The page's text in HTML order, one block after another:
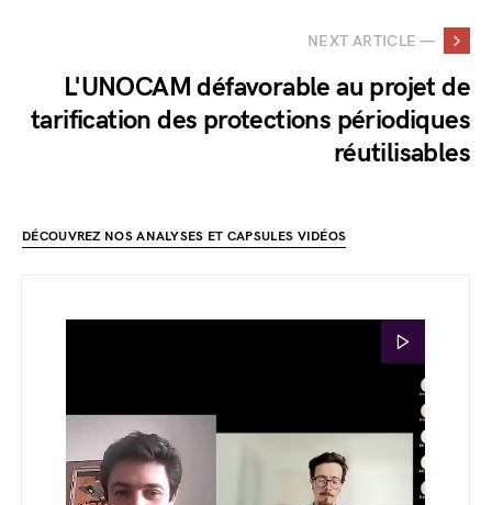
NEXT ARTICLE —
L'UNOCAM défavorable au projet de
tarification des protections périodiques
réutilisables
DÉCOUVREZ NOS ANALYSES ET CAPSULES VIDÉOS